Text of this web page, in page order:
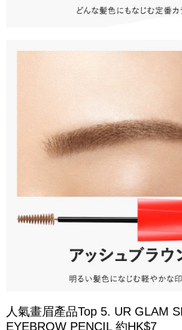
人氣畫眉產品Top 5. UR GLAM
EYEBROW PENCIL 約HK$7